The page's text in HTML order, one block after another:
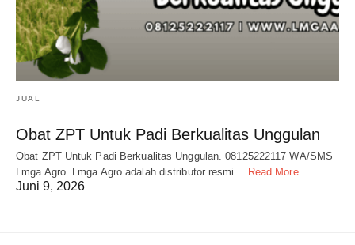
JUAL
Obat ZPT Untuk Padi Berkualitas Unggulan
Obat ZPT Untuk Padi Berkualitas Unggulan. 08125222117 WA/SMS
Lmga Agro. Lmga Agro adalah distributor resmi… Read More
Juni 9, 2026